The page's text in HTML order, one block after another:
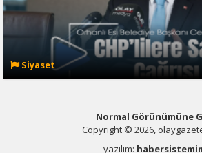
Siyaset
Normal Görünümüne
Copyright © 2026,
yazılım: